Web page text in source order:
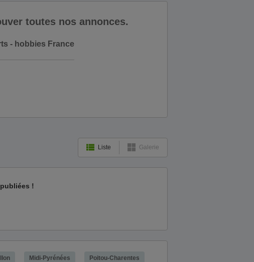
toutes nos annonces.
- hobbies France
Liste Galerie
!
Midi-Pyrénées Poitou-Charentes